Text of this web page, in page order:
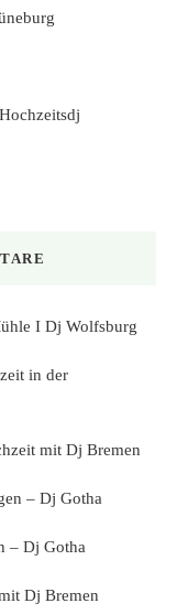
I Dj Wolfsburg
in der
mit Dj Bremen
– Dj Gotha
– Dj Gotha
Dj Bremen